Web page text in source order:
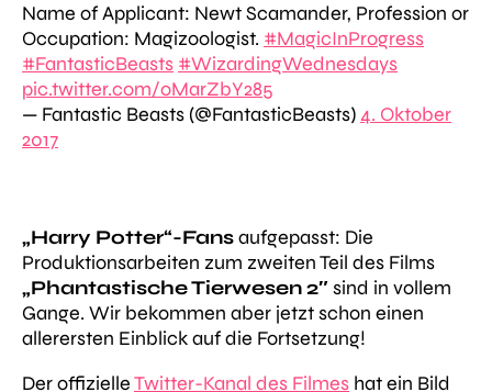
Name of Applicant: Newt Scamander, Profession or
Occupation: Magizoologist. #MagicInProgress
#FantasticBeasts #WizardingWednesdays
pic.twitter.com/oMarZbY285
— Fantastic Beasts (@FantasticBeasts)4. Oktober
2017
„Harry Potter“-Fansaufgepasst: Die
Produktionsarbeiten zum zweiten Teil des Films
„Phantastische Tierwesen 2″sind in vollem
Gange. Wir bekommen aber jetzt schon einen
allerersten Einblick auf die Fortsetzung!
Der offizielleTwitter-Kanal des Filmes hat ein Bild